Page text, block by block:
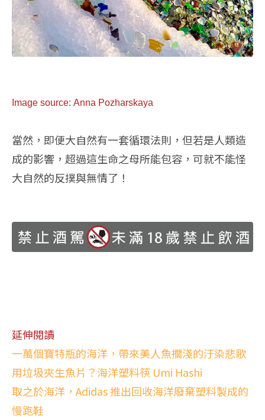
Image source: Anna Pozharskaya
當然，即便大自然有一套循環法則，但若是人類造
成的影響，超過這生命之母所能包容，可就不能怪
大自然的反撲與無情了！
延伸閱讀
一萬個寶特瓶的海洋，帶來美人魚擱淺的汙染悲歌
用垃圾夾生魚片？海洋塑料筷 Umi Hashi
取之於海洋，Adidas 推出回收海洋廢棄塑料製成的
慢跑鞋